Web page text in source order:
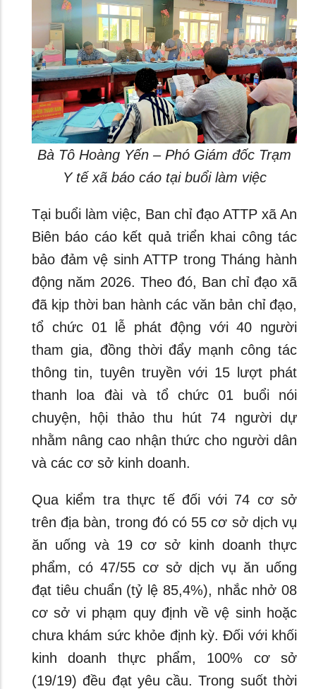
Bà Tô Hoàng Yến – Phó Giám đốc Trạm
Y tế xã báo cáo tại buổi làm việc
Tại buổi làm việc, Ban chỉ đạo ATTP xã An
Biên báo cáo kết quả triển khai công tác
bảo đảm vệ sinh ATTP trong Tháng hành
động năm 2026. Theo đó, Ban chỉ đạo xã
đã kịp thời ban hành các văn bản chỉ đạo,
tổ chức 01 lễ phát động với 40 người
tham gia, đồng thời đẩy mạnh công tác
thông tin, tuyên truyền với 15 lượt phát
thanh loa đài và tổ chức 01 buổi nói
chuyện, hội thảo thu hút 74 người dự
nhằm nâng cao nhận thức cho người dân
và các cơ sở kinh doanh.
​Qua kiểm tra thực tế đối với 74 cơ sở
trên địa bàn, trong đó có 55 cơ sở dịch vụ
ăn uống và 19 cơ sở kinh doanh thực
phẩm, có 47/55 cơ sở dịch vụ ăn uống
đạt tiêu chuẩn (tỷ lệ 85,4%), nhắc nhở 08
cơ sở vi phạm quy định về vệ sinh hoặc
chưa khám sức khỏe định kỳ. Đối với khối
kinh doanh thực phẩm, 100% cơ sở
(19/19) đều đạt yêu cầu. Trong suốt thời